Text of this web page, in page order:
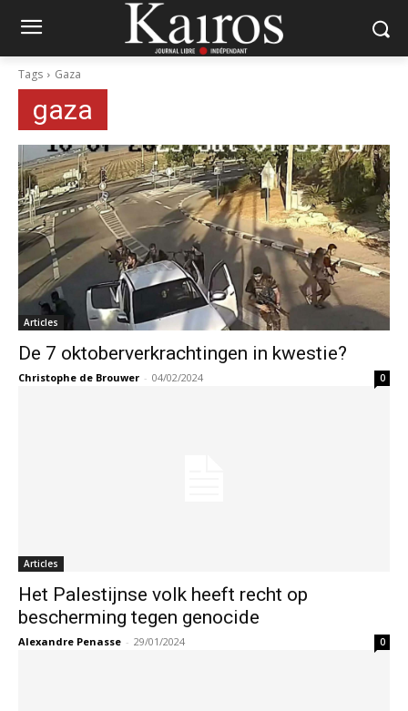
Tags Gaza
gaza
Articles
De 7 oktoberverkrachtingen in kwestie?
Christophe de Brouwer - 04/02/2024 0
Articles
Het Palestijnse volk heeft recht op
bescherming tegen genocide
Alexandre Penasse - 29/01/2024 0